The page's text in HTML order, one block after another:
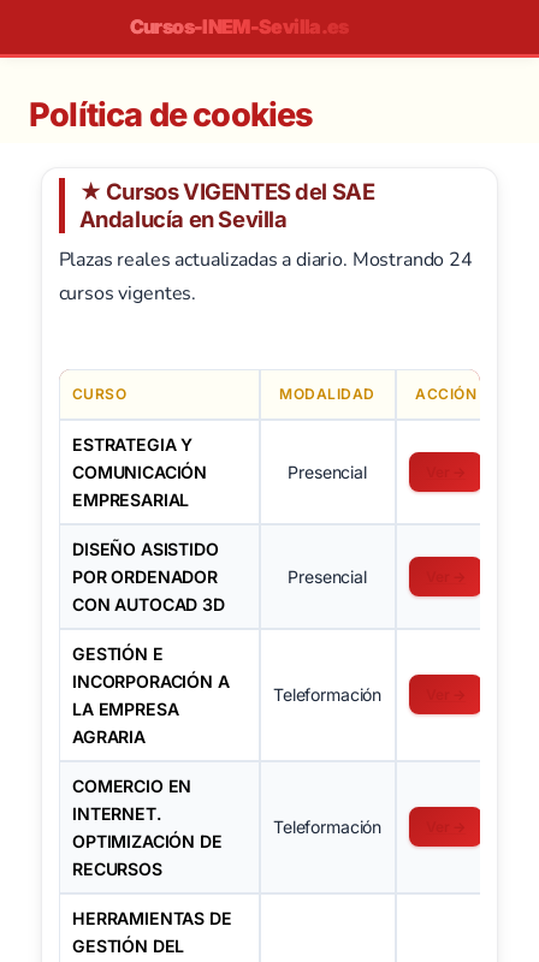
Cursos-INEM-Sevilla.es
Política de cookies
★ Cursos VIGENTES del SAE
Andalucía en Sevilla
Plazas reales actualizadas a diario. Mostrando 24
cursos vigentes.
CURSO MODALIDAD ACCIÓN
ESTRATEGIA Y
COMUNICACIÓN
EMPRESARIAL
Presencial
DISEÑO ASISTIDO
POR ORDENADOR
CON AUTOCAD 3D
Presencial
GESTIÓN E
INCORPORACIÓN A
LA EMPRESA
AGRARIA
Teleformación
COMERCIO EN
INTERNET.
OPTIMIZACIÓN DE
RECURSOS
Teleformación
HERRAMIENTAS DE
GESTIÓN DEL